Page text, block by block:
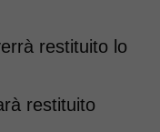
restituito lo
restituito